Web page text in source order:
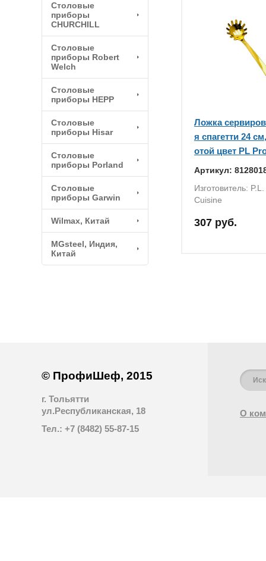
Столовые
приборы
CHURCHILL
Столовые
приборы Robert
Welch
Столовые
приборы HEPP
Столовые
приборы Hisar
Столовые
приборы Porland
Столовые
приборы Garwin
Wilmax, Китай
MGsteel, Индия,
Китай
Ложка
я спагетти 24
отой цвет PL
Артикул:
Изготовитель:
Cuisine
307 руб.
© ПрофиШеф, 2015
г. Тольятти
ул.Республиканская, 18
Тел.: +7 (8482) 55-87-15
О